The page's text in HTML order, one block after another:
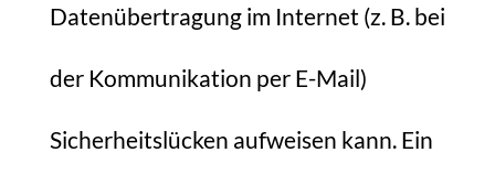
Datenübertragung im Internet (z. B. bei
der Kommunikation per E-Mail)
Sicherheitslücken aufweisen kann. Ein